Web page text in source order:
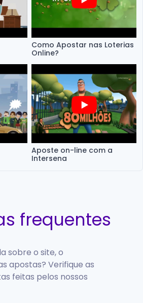
Como Apostar nas Loterias
Online?
Aposte on-line com a
Intersena
frequentes
sobre o site, o
apostas? Verifique as
feitas pelos nossos